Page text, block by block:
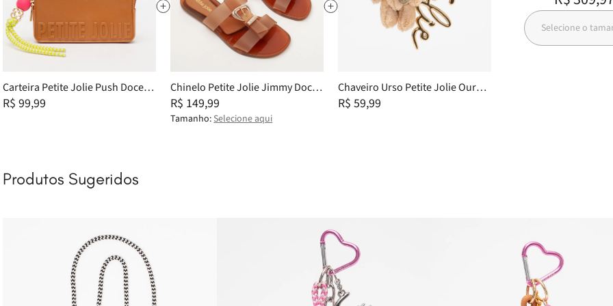
Carteira Petite Jolie Push Doce
De Leite PJ20334
R$ 99,99
Chinelo Petite Jolie Jimmy Doce
De Leite Translúcido PJ7662 35
R$ 149,99
Tamanho: Selecione aqui
Chaveiro Urso Petite Jolie Ouro
PJ20344
R$ 59,99
Selecione o
Produtos Sugeridos